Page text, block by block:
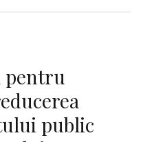
pentru
public